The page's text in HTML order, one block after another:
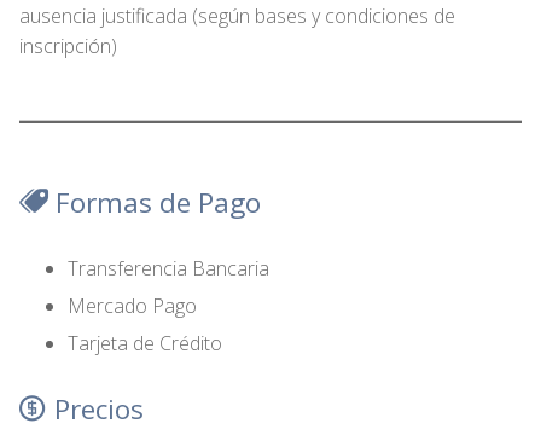
ausencia justificada (según bases y condiciones de
inscripción)
Formas de Pago
Transferencia Bancaria
Mercado Pago
Tarjeta de Crédito
Precios